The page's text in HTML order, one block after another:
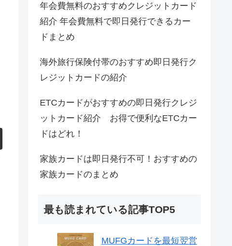
年会費無料のおすすめクレジットカード
紹介 年会費無料で即日発行できるカー
ドまとめ
海外旅行保険付帯のおすすめ即日発行ク
レジットカードの紹介
ETCカードがおすすめの即日発行クレジ
ットカード紹介 お得で便利なETCカー
ドはどれ！
家族カードは即日発行不可！おすすめの
家族カードのまとめ
最も読まれている記事TOP5
MUFGカードを最短翌営